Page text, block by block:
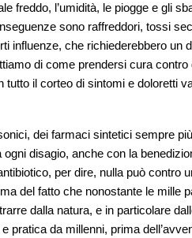
freddo, l’umidità, le piogge e gli
sono raffreddori, tossi
influenze, che richiederebbero un
di come prendersi cura
il corteo di sintomi e doloretti
dei farmaci sintetici sempre
disagio, anche con la
per dire, nulla può contro
del fatto che nonostante le mille
dalla natura, e in particolare
pratica da millenni, prima